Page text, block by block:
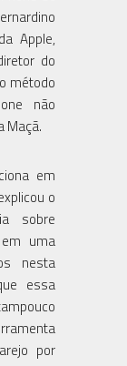
Apple,
do
método
não
Maçã.
em
o
sobre
uma
nesta
essa
por